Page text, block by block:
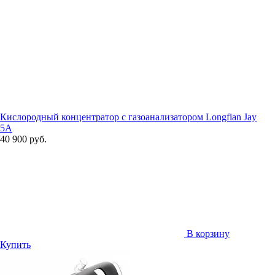
Кислородный концентратор с газоанализатором Longfian Jay
5A
40 900 руб.
В корзину
Купить